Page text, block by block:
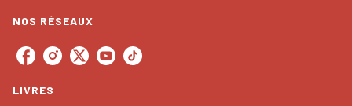
NOS RÉSEAUX
LIVRES